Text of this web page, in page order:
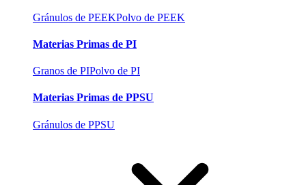
Gránulos de PEEKPolvo de PEEK
Materias Primas de PI
Granos de PIPolvo de PI
Materias Primas de PPSU
Gránulos de PPSU